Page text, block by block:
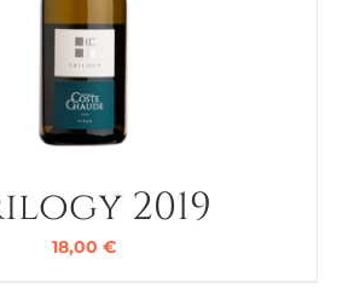
2019
18,00 €